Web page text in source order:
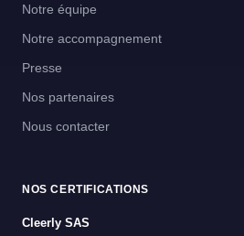
Notre équipe
Notre accompagnement
Presse
Nos partenaires
Nous contacter
NOS CERTIFICATIONS
Cleerly SAS